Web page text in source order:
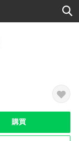
購買